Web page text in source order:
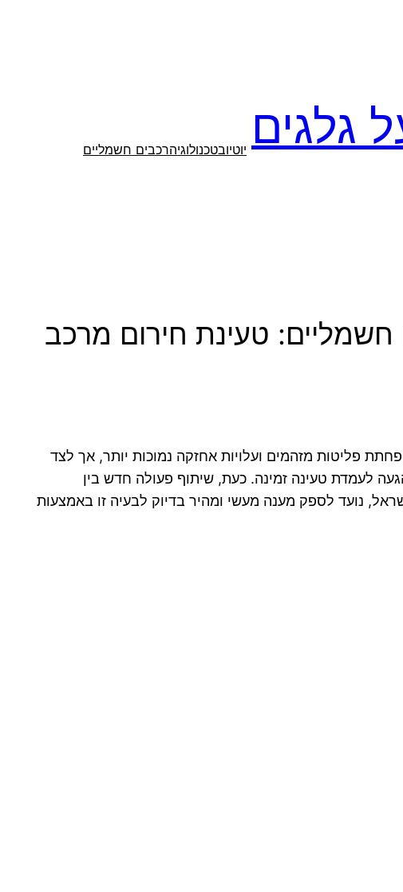
גלגים יוטיובטכנולוגיהרכבים חשמליים
חשמליים: טעינת חירום מרכב
פליטות מזהמים ועלויות אחזקה נמוכות יותר, אך לצד
לעמדת טעינה זמינה. כעת, שיתוף פעולה חדש בין
נועד לספק מענה מעשי ומהיר בדיוק לבעיה זו באמצעות